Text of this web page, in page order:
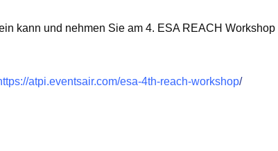
kann und nehmen Sie am 4. ESA REACH Workshop
atpi.eventsair.com/esa-4th-reach-workshop/